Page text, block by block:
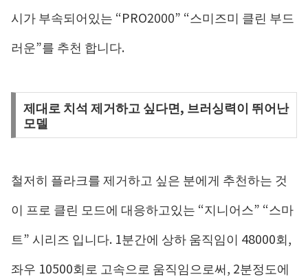
시가 부속되어있는 “PRO2000” “스미즈미 클린 부드
러운”를 추천 합니다.
제대로 치석 제거하고 싶다면, 브러싱력이 뛰어난
모델
철저히 플라크를 제거하고 싶은 분에게 추천하는 것
이 프로 클린 모드에 대응하고있는 “지니어스” “스마
트” 시리즈 입니다. 1분간에 상하 움직임이 48000회,
좌우 10500회로 고속으로 움직임으로써, 2분정도에